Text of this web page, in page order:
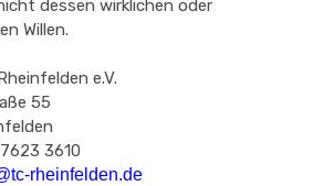
dessen wirklichen oder
Willen.
e.V.
55
3610
rheinfelden.de